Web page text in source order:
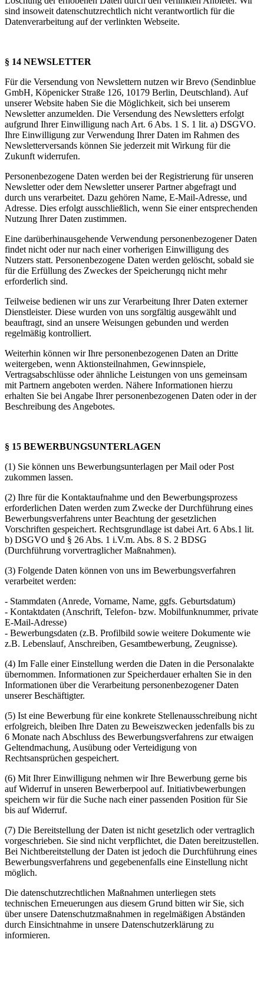
sind insoweit datenschutzrechtlich nicht verantwortlich für die
Datenverarbeitung auf der verlinkten Webseite.
§ 14 NEWSLETTER
Für die Versendung von Newslettern nutzen wir Brevo (Sendinblue
GmbH, Köpenicker Straße 126, 10179 Berlin, Deutschland). Auf
unserer Website haben Sie die Möglichkeit, sich bei unserem
Newsletter anzumelden. Die Versendung des Newsletters erfolgt
aufgrund Ihrer Einwilligung nach Art. 6 Abs. 1 S. 1 lit. a) DSGVO.
Ihre Einwilligung zur Verwendung Ihrer Daten im Rahmen des
Newsletterversands können Sie jederzeit mit Wirkung für die
Zukunft widerrufen.
Personenbezogene Daten werden bei der Registrierung für unseren
Newsletter oder dem Newsletter unserer Partner abgefragt und
durch uns verarbeitet. Dazu gehören Name, E-Mail-Adresse, und
Adresse. Dies erfolgt ausschließlich, wenn Sie einer entsprechenden
Nutzung Ihrer Daten zustimmen.
Eine darüberhinausgehende Verwendung personenbezogener Daten
findet nicht oder nur nach einer vorherigen Einwilligung des
Nutzers statt. Personenbezogene Daten werden gelöscht, sobald sie
für die Erfüllung des Zweckes der Speicherungq nicht mehr
erforderlich sind.
Teilweise bedienen wir uns zur Verarbeitung Ihrer Daten externer
Dienstleister. Diese wurden von uns sorgfältig ausgewählt und
beauftragt, sind an unsere Weisungen gebunden und werden
regelmäßig kontrolliert.
Weiterhin können wir Ihre personenbezogenen Daten an Dritte
weitergeben, wenn Aktionsteilnahmen, Gewinnspiele,
Vertragsabschlüsse oder ähnliche Leistungen von uns gemeinsam
mit Partnern angeboten werden. Nähere Informationen hierzu
erhalten Sie bei Angabe Ihrer personenbezogenen Daten oder in der
Beschreibung des Angebotes.
§ 15 BEWERBUNGSUNTERLAGEN
(1) Sie können uns Bewerbungsunterlagen per Mail oder Post
zukommen lassen.
(2) Ihre für die Kontaktaufnahme und den Bewerbungsprozess
erforderlichen Daten werden zum Zwecke der Durchführung eines
Bewerbungsverfahrens unter Beachtung der gesetzlichen
Vorschriften gespeichert. Rechtsgrundlage ist dabei Art. 6 Abs.1 lit.
b) DSGVO und § 26 Abs. 1 i.V.m. Abs. 8 S. 2 BDSG
(Durchführung vorvertraglicher Maßnahmen).
(3) Folgende Daten können von uns im Bewerbungsverfahren
verarbeitet werden:
- Stammdaten (Anrede, Vorname, Name, ggfs. Geburtsdatum)
- Kontaktdaten (Anschrift, Telefon- bzw. Mobilfunknummer, private
E-Mail-Adresse)
- Bewerbungsdaten (z.B. Profilbild sowie weitere Dokumente wie
z.B. Lebenslauf, Anschreiben, Gesamtbewerbung, Zeugnisse).
(4) Im Falle einer Einstellung werden die Daten in die Personalakte
übernommen. Informationen zur Speicherdauer erhalten Sie in den
Informationen über die Verarbeitung personenbezogener Daten
unserer Beschäftigter.
(5) Ist eine Bewerbung für eine konkrete Stellenausschreibung nicht
erfolgreich, bleiben Ihre Daten zu Beweiszwecken jedenfalls bis zu
6 Monate nach Abschluss des Bewerbungsverfahrens zur etwaigen
Geltendmachung, Ausübung oder Verteidigung von
Rechtsansprüchen gespeichert.
(6) Mit Ihrer Einwilligung nehmen wir Ihre Bewerbung gerne bis
auf Widerruf in unseren Bewerberpool auf. Initiativbewerbungen
speichern wir für die Suche nach einer passenden Position für Sie
bis auf Widerruf.
(7) Die Bereitstellung der Daten ist nicht gesetzlich oder vertraglich
vorgeschrieben. Sie sind nicht verpflichtet, die Daten bereitzustellen.
Bei Nichtbereitstellung der Daten ist jedoch die Durchführung eines
Bewerbungsverfahrens und gegebenenfalls eine Einstellung nicht
möglich.
Die datenschutzrechtlichen Maßnahmen unterliegen stets
technischen Erneuerungen aus diesem Grund bitten wir Sie, sich
über unsere Datenschutzmaßnahmen in regelmäßigen Abständen
durch Einsichtnahme in unsere Datenschutzerklärung zu
informieren.